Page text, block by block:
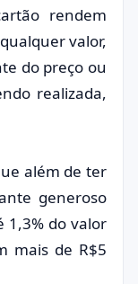
rendem
valor,
do preço ou
realizada,
além de ter
generoso
1,3% do valor
mais de R$5